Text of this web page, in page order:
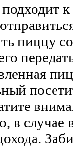
подходит
пиццу
в